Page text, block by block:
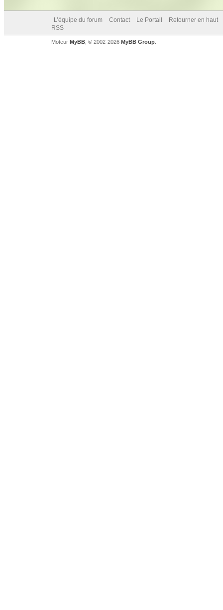
L’équipe du forum Contact Le Portail
Retourner en haut
RSS
Moteur MyBB , © 2002-2026 MyBB Group